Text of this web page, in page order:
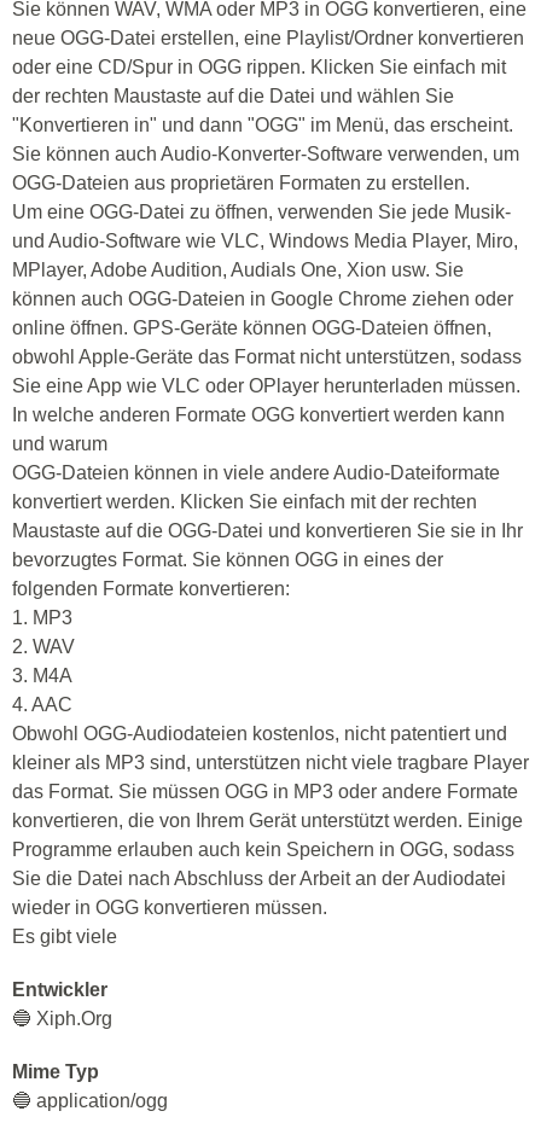
Sie können WAV, WMA oder MP3 in OGG konvertieren, eine
neue OGG-Datei erstellen, eine Playlist/Ordner konvertieren
oder eine CD/Spur in OGG rippen. Klicken Sie einfach mit
der rechten Maustaste auf die Datei und wählen Sie
"Konvertieren in" und dann "OGG" im Menü, das erscheint.
Sie können auch Audio-Konverter-Software verwenden, um
OGG-Dateien aus proprietären Formaten zu erstellen.
Um eine OGG-Datei zu öffnen, verwenden Sie jede Musik-
und Audio-Software wie VLC, Windows Media Player, Miro,
MPlayer, Adobe Audition, Audials One, Xion usw. Sie
können auch OGG-Dateien in Google Chrome ziehen oder
online öffnen. GPS-Geräte können OGG-Dateien öffnen,
obwohl Apple-Geräte das Format nicht unterstützen, sodass
Sie eine App wie VLC oder OPlayer herunterladen müssen.
In welche anderen Formate OGG konvertiert werden kann
und warum
OGG-Dateien können in viele andere Audio-Dateiformate
konvertiert werden. Klicken Sie einfach mit der rechten
Maustaste auf die OGG-Datei und konvertieren Sie sie in Ihr
bevorzugtes Format. Sie können OGG in eines der
folgenden Formate konvertieren:
1. MP3
2. WAV
3. M4A
4. AAC
Obwohl OGG-Audiodateien kostenlos, nicht patentiert und
kleiner als MP3 sind, unterstützen nicht viele tragbare Player
das Format. Sie müssen OGG in MP3 oder andere Formate
konvertieren, die von Ihrem Gerät unterstützt werden. Einige
Programme erlauben auch kein Speichern in OGG, sodass
Sie die Datei nach Abschluss der Arbeit an der Audiodatei
wieder in OGG konvertieren müssen.
Es gibt viele
Entwickler
🔵 Xiph.Org
Mime Typ
🔵 application/ogg